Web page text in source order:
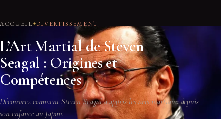
ACCUEIL DIVERTISSEMENT
L’Art Martial de Steven
Seagal : Origines et
Compétences
Découvrez comment Steven Seagal a appris les arts martiaux depuis
son enfance au Japon.